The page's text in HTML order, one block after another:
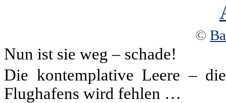
©
Nun ist sie weg – schade!
Die kontemplative Leere –
Flughafens wird fehlen …